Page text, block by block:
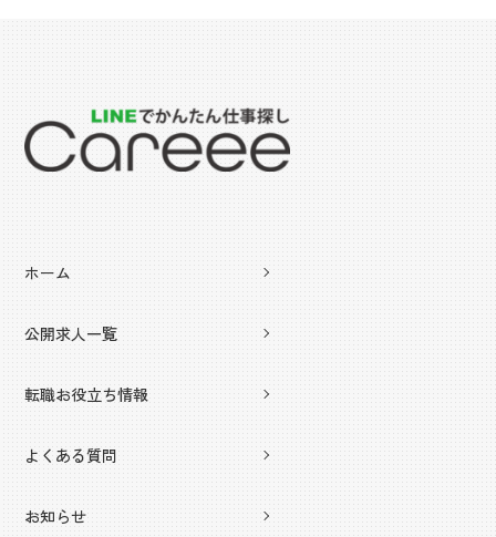
ホーム
公開求人一覧
転職お役立ち情報
よくある質問
お知らせ